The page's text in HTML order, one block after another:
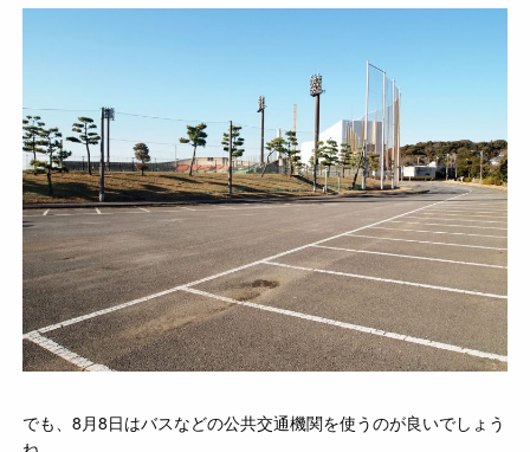
でも、8月8日はバスなどの公共交通機関を使うのが良いでしょう